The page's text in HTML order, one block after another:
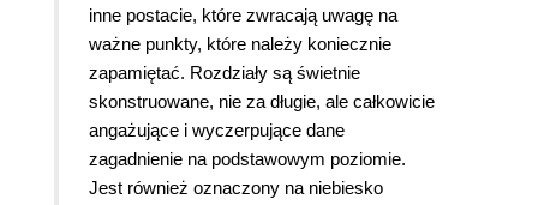
inne postacie, które zwracają uwagę na
ważne punkty, które należy koniecznie
zapamiętać. Rozdziały są świetnie
skonstruowane, nie za długie, ale całkowicie
angażujące i wyczerpujące dane
zagadnienie na podstawowym poziomie.
Jest również oznaczony na niebiesko